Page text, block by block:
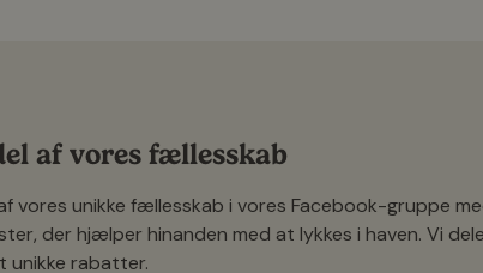
trives bedst i sol eller let halvskygge og i jord,
af vores fællesskab
vores unikke fællesskab i vores Facebook-gruppe
der hjælper hinanden med at lykkes i haven. Vi
unikke rabatter.